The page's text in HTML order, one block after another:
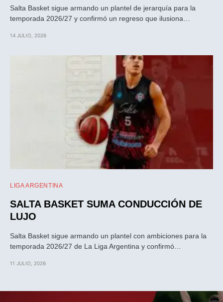
Salta Basket sigue armando un plantel de jerarquía para la
temporada 2026/27 y confirmó un regreso que ilusiona…
14 JULIO, 2026
LIGA ARGENTINA
SALTA BASKET SUMA CONDUCCIÓN DE
LUJO
Salta Basket sigue armando un plantel con ambiciones para la
temporada 2026/27 de La Liga Argentina y confirmó…
11 JULIO, 2026